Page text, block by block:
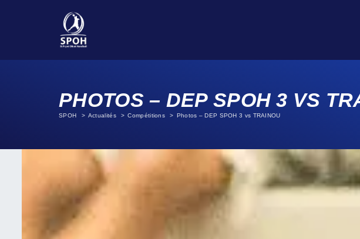
PHOTOS – DEP SPOH 3 VS
SPOH Actualités Compétitions Photos – DEP SPOH 3 vs TRAINOU